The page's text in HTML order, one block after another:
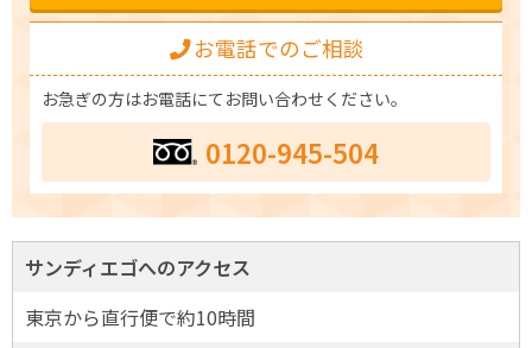
お電話でのご相談
お急ぎの方はお電話にてお問い合わせください。
0120-945-504
サンディエゴへのアクセス
東京から直行便で約10時間